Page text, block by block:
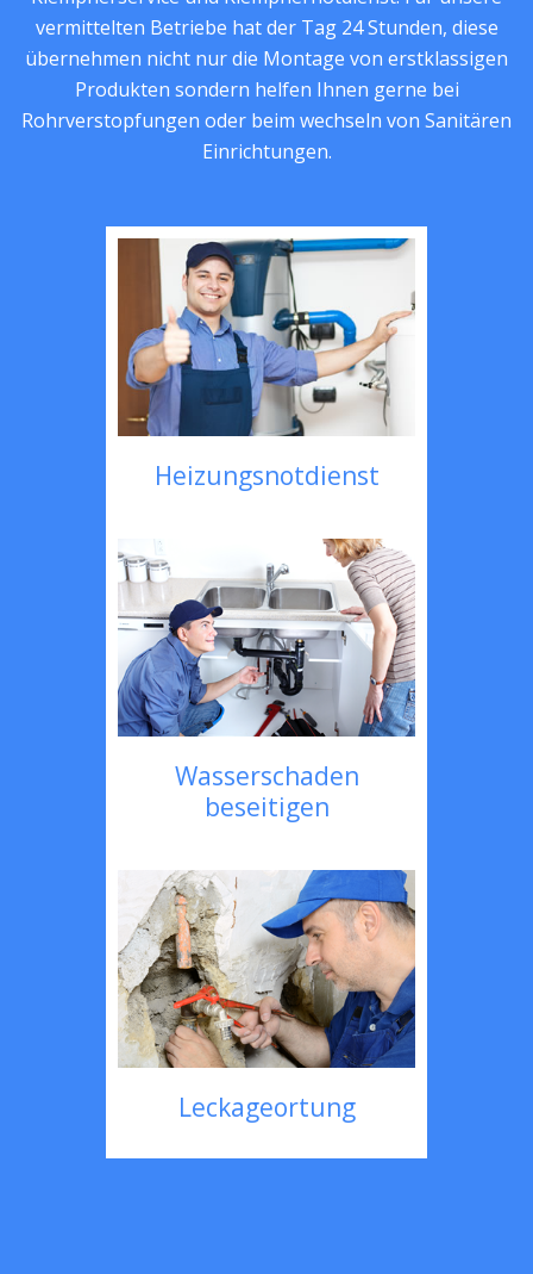
vermittelten Betriebe hat der Tag 24 Stunden, diese
übernehmen nicht nur die Montage von erstklassigen
Produkten sondern helfen Ihnen gerne bei
Rohrverstopfungen oder beim wechseln von Sanitären
Einrichtungen.
Heizungsnotdienst
Wasserschaden
beseitigen
Leckageortung